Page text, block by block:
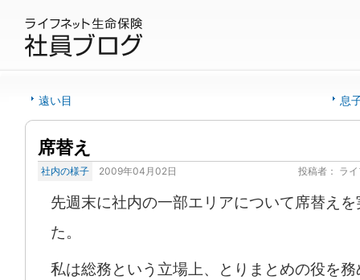
遠い目 息
席替え
社内の様子 2009年04月02日 投稿者： ラ
先週末に社内の一部エリアについて席替え
た。
私は総務という立場上、とりまとめの役を